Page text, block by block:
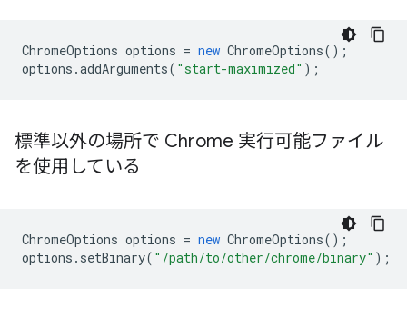
ChromeOptions options = new ChromeOptions();
options .addArguments( "start-maximized" );
標準以外の場所で Chrome 実行可能ファイル
を使用している
ChromeOptions options = new ChromeOptions();
options . setBinary( "/path/to/other/chrome/binary" );